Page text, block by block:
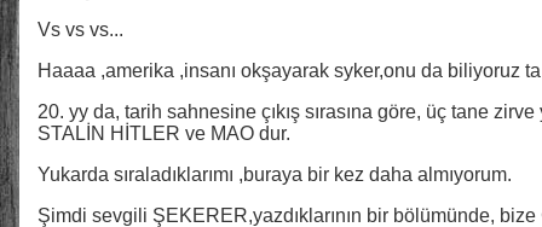
Vs vs vs...
Haaaa ,amerika ,insanı okşayarak syker,onu da biliyoruz
20. yy da, tarih sahnesine çıkış sırasına göre, üç tane
STALİN HİTLER ve MAO dur.
Yukarda sıraladıklarımı ,buraya bir kez daha almıyorum.
Şimdi sevgili ŞEKERER,yazdıklarının bir bölümünde,